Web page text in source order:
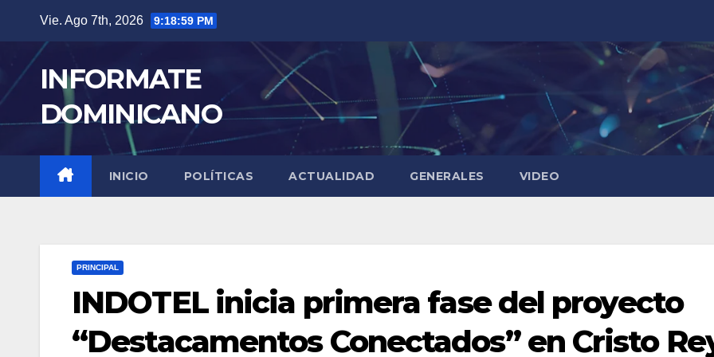
content
Vie. Ago 7th, 2026 9:19:01 PM
INFORMATE
DOMINICANO
INICIO POLÍTICAS ACTUALIDAD GENERALES VIDEO
PRINCIPAL
INDOTEL inicia primera fase del proyecto
“Destacamentos Conectados” en Cristo